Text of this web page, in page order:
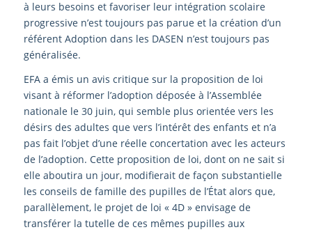
à leurs besoins et favoriser leur intégration scolaire
progressive n’est toujours pas parue et la création d’un
référent Adoption dans les DASEN n’est toujours pas
généralisée.
EFA a émis un avis critique sur la proposition de loi
visant à réformer l’adoption déposée à l’Assemblée
nationale le 30 juin, qui semble plus orientée vers les
désirs des adultes que vers l’intérêt des enfants et n’a
pas fait l’objet d’une réelle concertation avec les acteurs
de l’adoption. Cette proposition de loi, dont on ne sait si
elle aboutira un jour, modifierait de façon substantielle
les conseils de famille des pupilles de l’État alors que,
parallèlement, le projet de loi « 4D » envisage de
transférer la tutelle de ces mêmes pupilles aux